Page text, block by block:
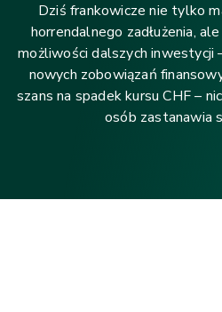
Dziś frankowicze nie tylko
horrendalnego zadłużenia,
możliwości dalszych inwestycji
nowych zobowiązań
szans na spadek kursu CHF –
osób zastanawia